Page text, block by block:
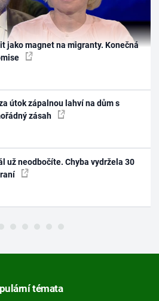
jako magnet na migranty. Konečná
útok zápalnou lahví na dům s
zásah
už neodbočíte. Chyba vydržela 30
témata